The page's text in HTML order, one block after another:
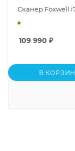
Сканер Foxwell
109 990 ₽
В